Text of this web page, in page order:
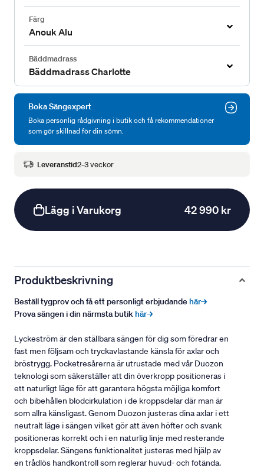
Färg
Anouk Alu
Bäddmadrass
Bäddmadrass Charlotte
Boka Sängexpert
Boka personlig rådgivning i butik och få rekommendationer
som gör skillnad för din sömn.
Leveranstid2-3 veckor
Lägg i Varukorg 42 990 kr
Produktbeskrivning
Beställ tygprov och få ett personligt erbjudandehär→
Prova sängen i din närmsta butikhär→
Lyckeström är den ställbara sängen för dig som föredrar en
fast men följsam och tryckavlastande känsla för axlar och
bröstrygg. Pocketresårerna är utrustade med vår Duozon
teknologi som säkerställer att din överkropp positioneras i
ett naturligt läge för att garantera högsta möjliga komfort
och bibehållen blodcirkulation i de kroppsdelar där man är
som allra känsligast. Genom Duozon justeras dina axlar i ett
neutralt läge i sängen vilket gör att även höfter och svank
positioneras korrekt och i en naturlig linje med resterande
kroppsdelar. Sängens funktionalitet justeras med hjälp av
en trådlös handkontroll som reglerar huvud- och fotända.